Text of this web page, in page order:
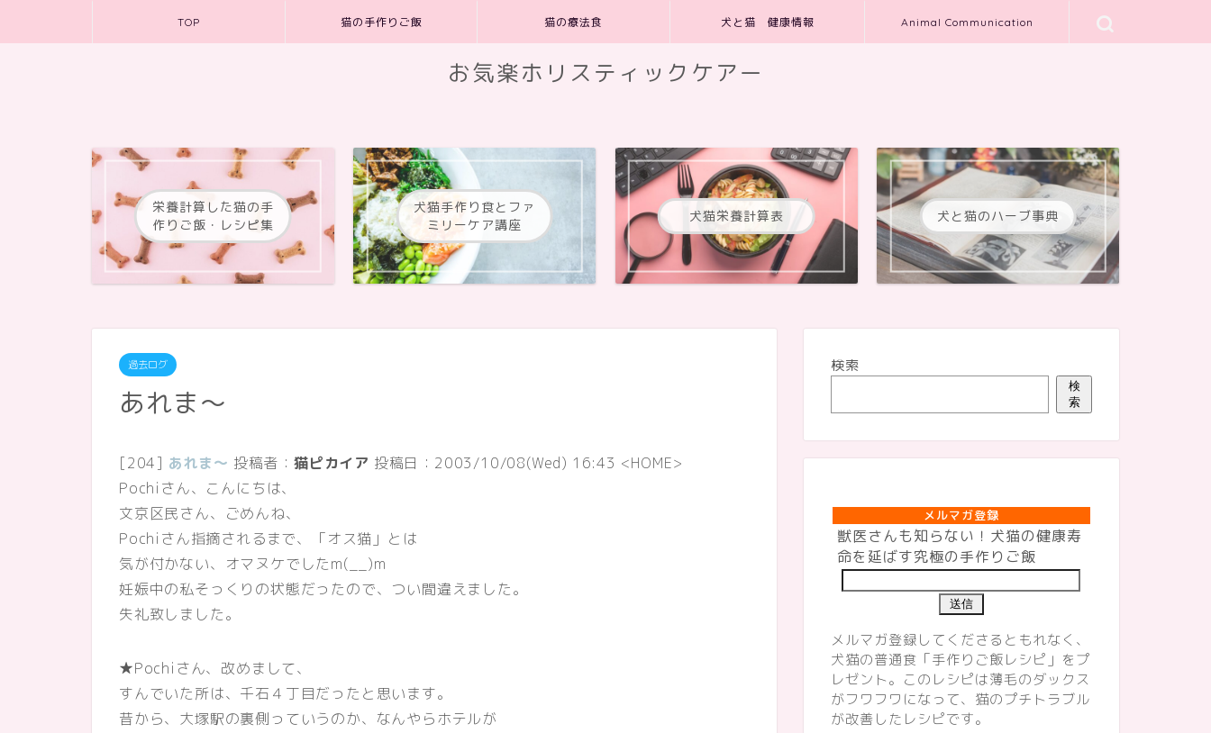
TOP 猫の手作りご飯 猫の療法食 犬と猫 健康情報 Animal Communication
お気楽ホリスティックケアー
栄養計算した猫の手
作りご飯・レシピ集
犬猫手作り食とファ
ミリーケア講座
犬猫栄養計算表 犬と猫のハーブ事典
過去ログ
あれま～
[204] あれま～ 投稿者：猫ピカイア 投稿日： 2003/10/08(Wed) 16:43 <HOME>
Pochiさん、こんにちは、
文京区民さん、ごめんね、
Pochiさん指摘されるまで、「オス猫」とは
気が付かない、オマヌケでしたm(__)m
妊娠中の私そっくりの状態だったので、つい間違えました。
失礼致しました。
★Pochiさん、改めまして、
すんでいた所は、千石４丁目だったと思います。
昔から、大塚駅の裏側っていうのか、なんやらホテルが
検索
検
索
メルマガ登録
獣医さんも知らない！犬猫の健康寿
命を延ばす究極の手作りご飯
メルマガ登録してくださるともれなく、
犬猫の普通食「手作りご飯レシピ」をプ
レゼント。このレシピは薄毛のダックス
がフワフワになって、猫のプチトラブル
が改善したレシピです。